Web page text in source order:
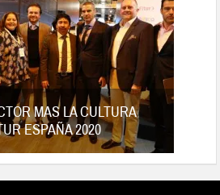
MAS LA CULTURA
ESPAÑA 2020